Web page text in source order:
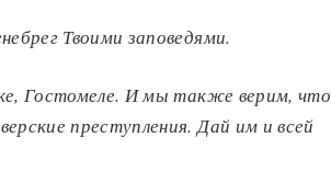
Твоими заповедями.
Гостомеле. И мы также верим, что
преступления. Дай им и всей